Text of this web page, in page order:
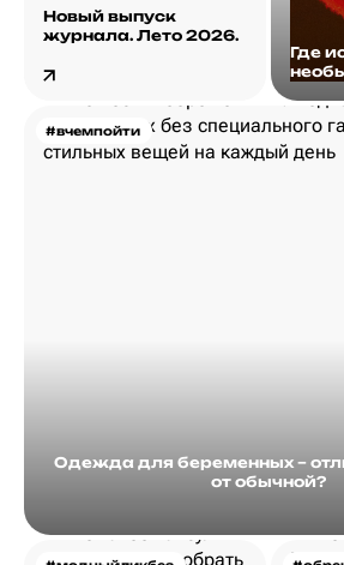
Новый выпуск
журнала. Лето 2026.
Где
#вчемпойти
Одежда для беременных –
от обычной?